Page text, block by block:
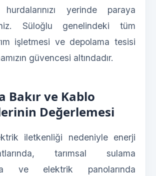
yerinde paraya
Süloğlu genelindeki tüm
işletmesi ve depolama tesisi
güvencesi altındadır.
Bakır ve Kablo
Değerlemesi
iletkenliği nedeniyle enerji
tarımsal sulama
ve elektrik panolarında